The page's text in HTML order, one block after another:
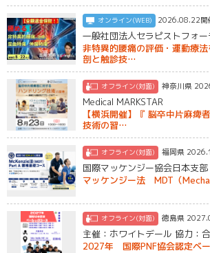
オンライン(WEB) 2026.08.22開
一般社団法人セラピストフォー
非特異的腰痛の評価・運動療
剖と触診技…
オフライン(対面) 神奈川県
Medical MARKSTAR
【横浜開催】『 脳卒中片麻痺
技術の習…
オフライン(対面) 福岡県
国際マッケンジー協会日本支部
マッケンジー法 MDT（
オフライン(対面) 徳島県
主催：ホワイトデール 協力：
2027年 国際PNF協会認定ベ